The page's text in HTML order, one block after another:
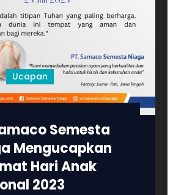
Ucapan
Semesta
Mengucapkan
Hari Anak
2023